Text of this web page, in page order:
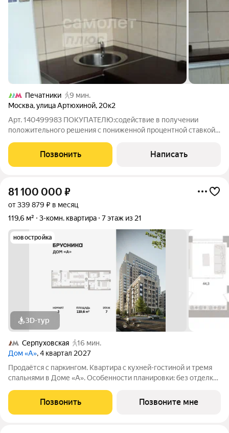
Печатники
9 мин.
Москва,улица Артюхиной, 20к2
Арт. 140499983 ПОКУПАТЕЛЮ:содействие в получении
положительного решения с пониженной процентной ставкой
юридическое сопровождение сделки под ключ ; безопасные
расчёты, юридическая и финансовая
Позвонить Написать
81 100 000 ₽
от 339 879 ₽ в месяц
119,6 м²
3-комн. квартира 7 этаж из 21
новостройка
3D-тур
Серпуховская
16 мин.
Дом «А», 4 квартал 2027
Продаётся с паркингом. Квартира с кухней-гостиной и тремя
спальнями в Доме «А». Особенности планировки: без отделки,
стороны, постирочная, разнесённые спальни. Срок сдачи IV кв.
2027 Дом А -
Позвонить Позвоните мне